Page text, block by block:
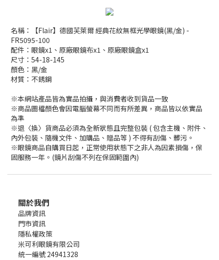
名稱：【Flair】德國芙萊爾 經典花紋無框光學眼鏡(黑/金) -
FR5095-100
配件：眼鏡x1、原廠眼鏡布x1、原廠眼鏡盒x1
尺寸：54-18-145
顏色：黑/金
材質：不銹鋼
※本網站產品皆為實品拍攝，與消費者收到貨品一致
※商品圖檔顏色會因電腦螢幕不同而有所差異，商品皆以依實品
為準
※退〈換〉貨商品必須為全新狀態且完整包裝 ( 包含主機、附件、
內外包裝、隨機文件、加購品、贈品等 ) 不得有刮傷、髒污。
※眼鏡商品自購買日起，正常使用狀態下之非人為因素損傷，保
固服務一年。(鏡片刮傷不列在保固範圍內)
關於我們
品牌資訊
門市資訊
隱私權政策
米可利眼鏡有限公司
統一編號 24941328